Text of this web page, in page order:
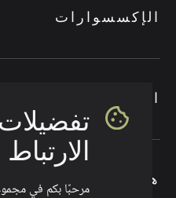
الإكسسوارات
هدايا الشركات
الارتباط
مرحبًا بكم في